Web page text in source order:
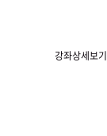
강좌상세보기